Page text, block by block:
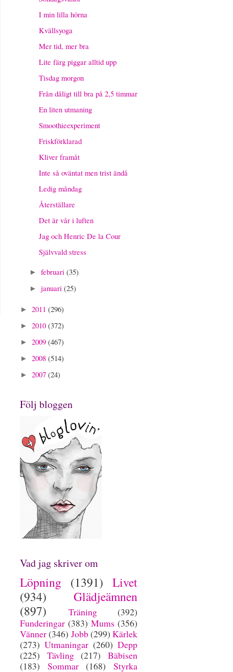
I min lilla hörna
Kvällsyoga
Mer tid, mer bra
Lite färg piggar alltid upp
Tisdag morgon
Från dåligt till bra på 2,5 timmar
En liten utmaning
Smoothieexperiment
Friskförklarad
Kliver framåt
Inte så oväntat men trist ändå
Ledig måndag
Återställare
Det är vår i luften
Jag och Henric De la Cour
Självvald stress
► februari (35)
► januari (25)
► 2011 (296)
► 2010 (372)
► 2009 (467)
► 2008 (514)
► 2007 (24)
Följ bloggen
Vad jag skriver om
Löpning (1391) Livet
(934)
Glädjeämnen
(897)
Träning
(392)
Funderingar (383) Mums (356)
Vänner(346) Jobb(299) Kärlek
(273) Utmaningar (260) Depp
(225)
Tävling (217)
Bäbisen
(183)
Sommar (168)
Styrka